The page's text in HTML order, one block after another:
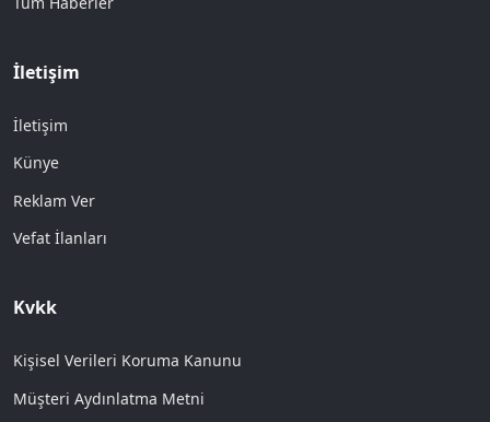
İletişim
İletişim
Künye
Reklam Ver
Vefat İlanları
Kvkk
Kişisel Verileri Koruma Kanunu
Müşteri Aydınlatma Metni